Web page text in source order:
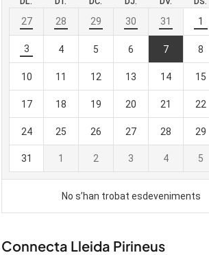
Connecta Lleida Pirineus
butlletí
al nostre